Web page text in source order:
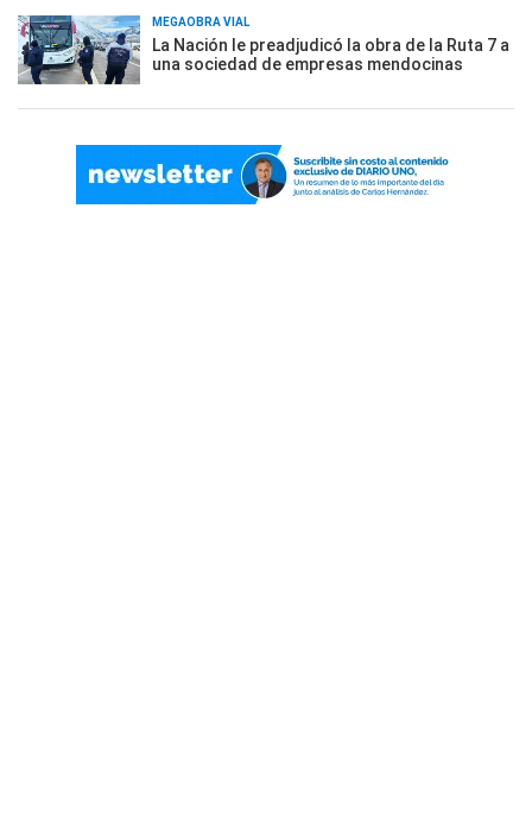
MEGAOBRA VIAL
La Nación le preadjudicó la obra de la Ruta 7 a
una sociedad de empresas mendocinas